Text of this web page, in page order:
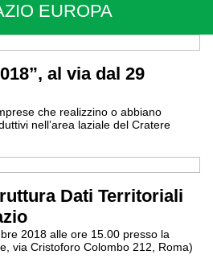
EUROPA
al via dal 29
che realizzino o abbiano
nell’area laziale del Cratere
Dati Territoriali
2018 alle ore 15.00 presso la
via Cristoforo Colombo 212, Roma)